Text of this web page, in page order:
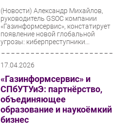
(Новости) Александр Михайлов,
руководитель GSOC компании
«Газинформсервис», констатирует
появление новой глобальной
угрозы: киберпреступники...
17.04.2026
«Газинформсервис» и
СПбУТУиЭ: партнёрство,
объединяющее
образование и наукоёмкий
бизнес